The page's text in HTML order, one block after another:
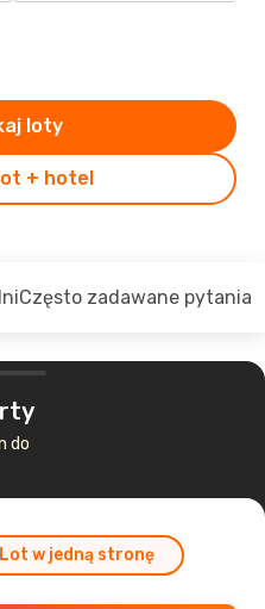
+ hotel
loty
Często zadawane pytania
do
Lot w jedną stronę